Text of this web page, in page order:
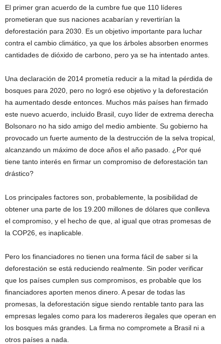
El primer gran acuerdo de la cumbre fue que 110 líderes
prometieran que sus naciones acabarían y revertirían la
deforestación para 2030. Es un objetivo importante para luchar
contra el cambio climático, ya que los árboles absorben enormes
cantidades de dióxido de carbono, pero ya se ha intentado antes.
Una declaración de 2014 prometía reducir a la mitad la pérdida de
bosques para 2020, pero no logró ese objetivo y la deforestación
ha aumentado desde entonces. Muchos más países han firmado
este nuevo acuerdo, incluido Brasil, cuyo líder de extrema derecha
Bolsonaro no ha sido amigo del medio ambiente. Su gobierno ha
provocado un fuerte aumento de la destrucción de la selva tropical,
alcanzando un máximo de doce años el año pasado. ¿Por qué
tiene tanto interés en firmar un compromiso de deforestación tan
drástico?
Los principales factores son, probablemente, la posibilidad de
obtener una parte de los 19.200 millones de dólares que conlleva
el compromiso, y el hecho de que, al igual que otras promesas de
la COP26, es inaplicable.
Pero los financiadores no tienen una forma fácil de saber si la
deforestación se está reduciendo realmente. Sin poder verificar
que los países cumplen sus compromisos, es probable que los
financiadores aporten menos dinero. A pesar de todas las
promesas, la deforestación sigue siendo rentable tanto para las
empresas legales como para los madereros ilegales que operan en
los bosques más grandes. La firma no compromete a Brasil ni a
otros países a nada.